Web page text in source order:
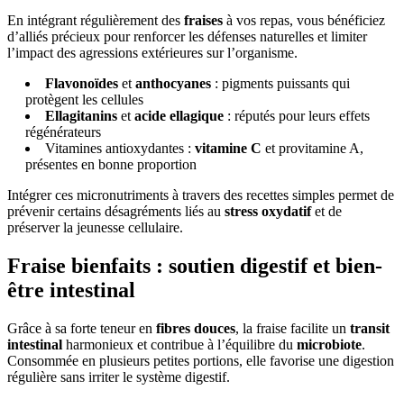
En intégrant régulièrement des fraises à vos repas, vous bénéficiez
d’alliés précieux pour renforcer les défenses naturelles et limiter
l’impact des agressions extérieures sur l’organisme.
Flavonoïdes et anthocyanes : pigments puissants qui
protègent les cellules
Ellagitanins et acide ellagique : réputés pour leurs effets
régénérateurs
Vitamines antioxydantes : vitamine C et provitamine A,
présentes en bonne proportion
Intégrer ces micronutriments à travers des recettes simples permet de
prévenir certains désagréments liés au stress oxydatifet de
préserver la jeunesse cellulaire.
Fraise bienfaits : soutien digestif et bien-
être intestinal
Grâce à sa forte teneur en fibres douces, la fraise facilite un transit
intestinal harmonieux et contribue à l’équilibre du microbiote.
Consommée en plusieurs petites portions, elle favorise une digestion
régulière sans irriter le système digestif.